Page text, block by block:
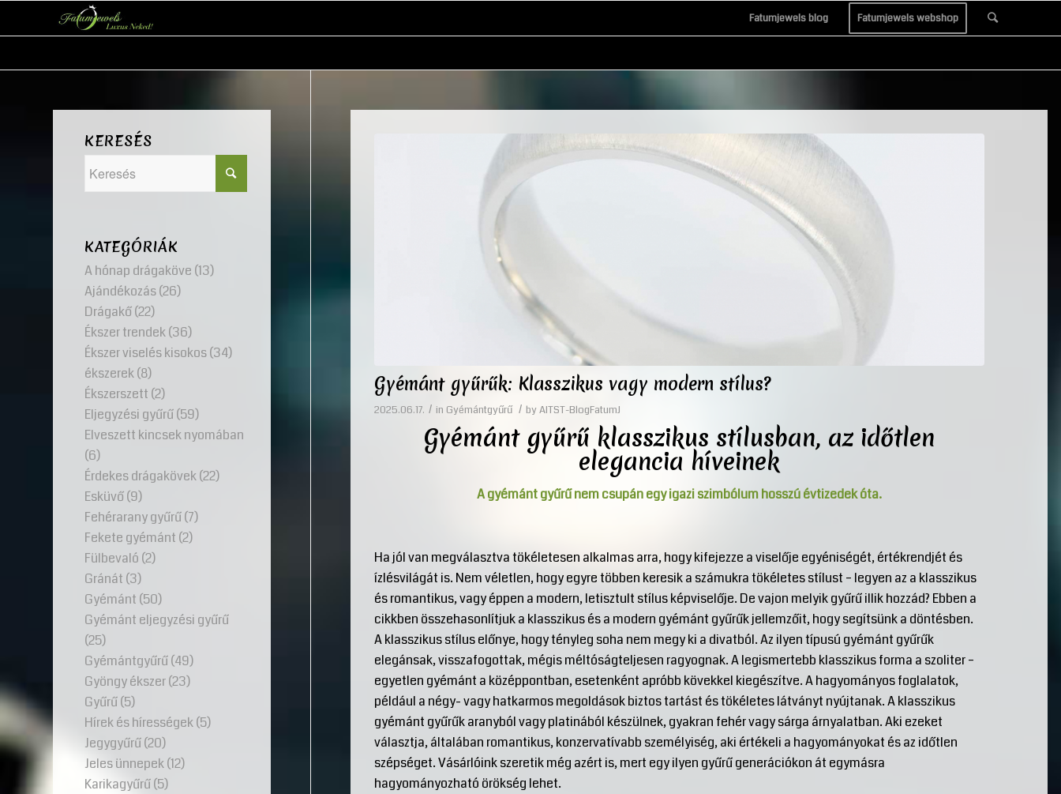
Fatumjewels blog Fatumjewels webshop
Gyémánt gyűrűk: Klasszikus vagy modern stílus?
2025.06.17. / in Gyémántgyűrű / byAITST-BlogFatumJ
Gyémánt gyűrű klasszikus stílusban, az időtlen
elegancia híveinek
A gyémánt gyűrű nem csupán egy igazi szimbólum hosszú évtizedek óta.
Ha jól van megválasztva tökéletesen alkalmas arra, hogy kifejezze a viselője egyéniségét, értékrendjét és
ízlésvilágát is. Nem véletlen, hogy egyre többen keresik a számukra tökéletes stílust – legyen az a klasszikus
és romantikus, vagy éppen a modern, letisztult stílus képviselője. De vajon melyik gyűrű illik hozzád? Ebben a
cikkben összehasonlítjuk a klasszikus és a modern gyémánt gyűrűk jellemzőit, hogy segítsünk a döntésben.
A klasszikus stílus előnye, hogy tényleg soha nem megy ki a divatból. Az ilyen típusú gyémánt gyűrűk
elegánsak, visszafogottak, mégis méltóságteljesen ragyognak. A legismertebb klasszikus forma a szoliter –
egyetlen gyémánt a középpontban, esetenként apróbb kövekkel kiegészítve. A hagyományos foglalatok,
például a négy- vagy hatkarmos megoldások biztos tartást és tökéletes látványt nyújtanak. A klasszikus
gyémánt gyűrűk aranyból vagy platinából készülnek, gyakran fehér vagy sárga árnyalatban. Aki ezeket
választja, általában romantikus, konzervatívabb személyiség, aki értékeli a hagyományokat és az időtlen
szépséget. Vásárlóink szeretik még azért is, mert egy ilyen gyűrű generációkon át egymásra
hagyományozható örökség lehet.
KERESÉS
KATEGÓRIÁK
A hónap drágaköve (13)
Ajándékozás(26)
Drágakő(22)
Ékszer trendek(36)
Ékszer viselés kisokos(34)
ékszerek(8)
Ékszerszett (2)
Eljegyzési gyűrű(59)
Elveszett kincsek nyomában
(6)
Érdekes drágakövek(22)
Esküvő(9)
Fehérarany gyűrű(7)
Fekete gyémánt (2)
Fülbevaló (2)
Gránát (3)
Gyémánt (50)
Gyémánt eljegyzési gyűrű
(25)
Gyémántgyűrű(49)
Gyöngy ékszer(23)
Gyűrű(5)
Hírek és hírességek(5)
Jegygyűrű(20)
Jeles ünnepek(12)
Karikagyűrű(5)